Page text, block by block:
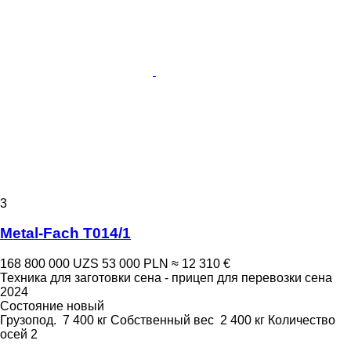
3
Metal-Fach T014/1
168 800 000 UZS 53 000 PLN ≈ 12 310 €
Техника для заготовки сена - прицеп для перевозки сена
2024
Состояние новый
Грузопод. 7 400 кг Собственный вес 2 400 кг Количество
осей 2